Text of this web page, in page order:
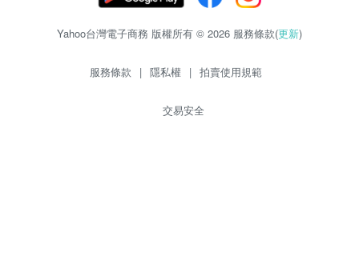
Yahoo台灣電子商務 版權所有 © 2026 服務條款(更新)
服務條款 | 隱私權 | 拍賣使用規範
交易安全